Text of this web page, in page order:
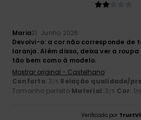
Maria21. Junho 2026
Devolvi-o: a cor não corresponde de
laranja. Além disso, deixa ver a
tão bem como à modelo.
Mostrar original - Castelhano
Conforto: 3 /5 Relação qualidade/
Tamanho perfeito Material: 3 /5 Cor: 1/5
Verificado por